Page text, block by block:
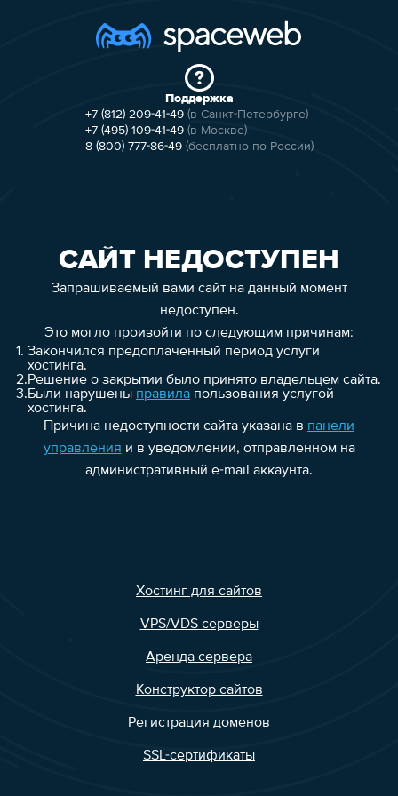
Поддержка
+7 (812) 209-41-49 (в Санкт-Петербурге)
+7 (495) 109-41-49 (в Москве)
8 (800) 777-86-49 (бесплатно по России)
САЙТ НЕДОСТУПЕН
Запрашиваемый вами сайт на данный момент
недоступен.
Это могло произойти по следующим причинам:
1. Закончился предоплаченный период услуги
хостинга.
2.Решение о закрытии было принято владельцем сайта.
3.Были нарушены правилапользования услугой
хостинга.
Причина недоступности сайта указана в панели
управления и в уведомлении, отправленном на
административный e-mail аккаунта.
Хостинг для сайтов
VPS/VDS серверы
Аренда сервера
Конструктор сайтов
Регистрация доменов
SSL-сертификаты